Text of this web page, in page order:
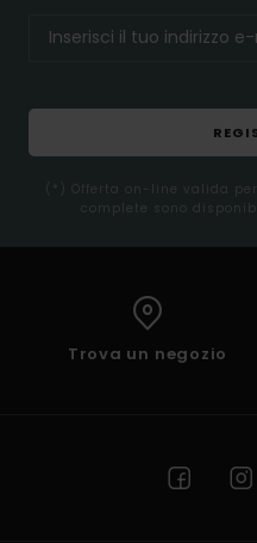
(*) Offerta on-line valida
complete sono
Trova un negozio